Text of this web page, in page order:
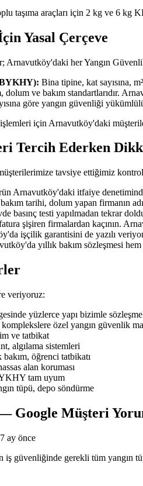
taşıma araçları için 2 kg ve 6 kg
Yasal Çerçeve
her Yangın
Bina tipine, kat sayısına,
dolum ve bakım standartlarıdır.
göre yangın güvenliği
için Arnavutköy'daki
Tercih Ederken
tavsiye ettiğimiz
Arnavutköy'daki itfaiye
tarihi, dolum yapan firmanın
basınç testi yapılmadan tekrar
şişiren firmalardan kaçının.
işçilik garantisini de yazılı
yıllık bakım sözleşmesi
veriyoruz:
yüzlerce yapı bizimle
özel yangın güvenlik
ve tatbikat
algılama sistemleri
öğrenci tatbikatı
alan koruması
tam uyum
tüpü, depo söndürme
Google Müşteri
ay önce
güvenliğinde gerekli tüm yangın